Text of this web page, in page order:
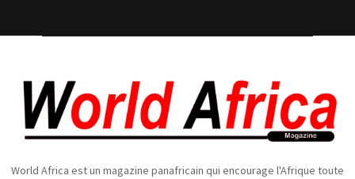
World Africa est un magazine panafricain qui encourage l'Afrique toute